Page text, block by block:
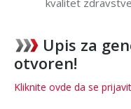
kvalitet
Upis za
otvoren!
Kliknite ovde da se